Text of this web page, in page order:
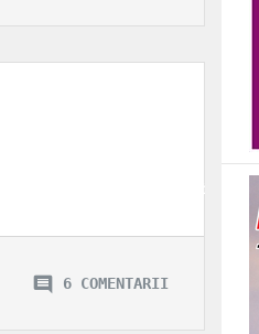
in figura alaturata. Sau i-a
6 COMENTARII